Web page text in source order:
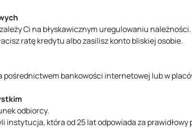
Ci na błyskawicznym uregulowaniu należności.
ratę kredytu albo zasilisz konto bliskiej osobie.
pośrednictwem bankowości internetowej lub w
odbiorcy.
instytucja, która od 25 lat odpowiada za